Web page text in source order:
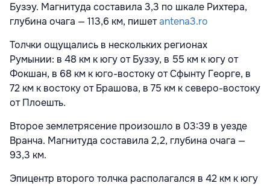
Бузэу. Магнитуда составила 3,3 по шкале Рихтера,
глубина очага — 113,6 км, пишетantena3.ro
Толчки ощущались в нескольких регионах
Румынии: в 48 км к югу от Бузэу, в 55 км к югу от
Фокшан, в 68 км к юго-востоку от Сфынту Георге, в
72 км к востоку от Брашова, в 75 км к северо-востоку
от Плоешть.
Второе землетрясение произошло в 03:39 в уезде
Вранча. Магнитуда составила 2,2, глубина очага —
93,3 км.
Эпицентр второго толчка располагался в 42 км к югу